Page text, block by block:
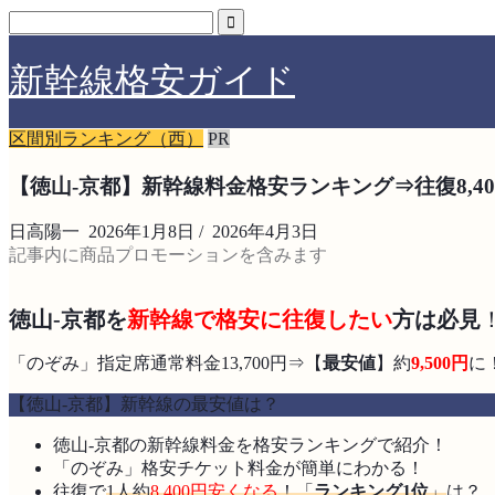
新幹線格安ガイド
区間別ランキング（西） PR
【徳山-京都】新幹線料金格安ランキング⇒往復
日高陽一 2026年1月8日 / 2026年4月3日
記事内に商品プロモーションを含みます
徳山-京都を新幹線で格安に往復したい方は必見 ！
「のぞみ」指定席通常料金13,700円⇒【最安値】約9,500円 に！
【徳山-京都】新幹線の最安値は？
徳山-京都の新幹線料金を格安ランキングで紹介！
「のぞみ」格安チケット料金が簡単にわかる！